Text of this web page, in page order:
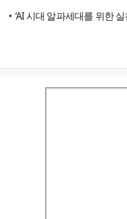
‘AI 시대 알파세대를 위한